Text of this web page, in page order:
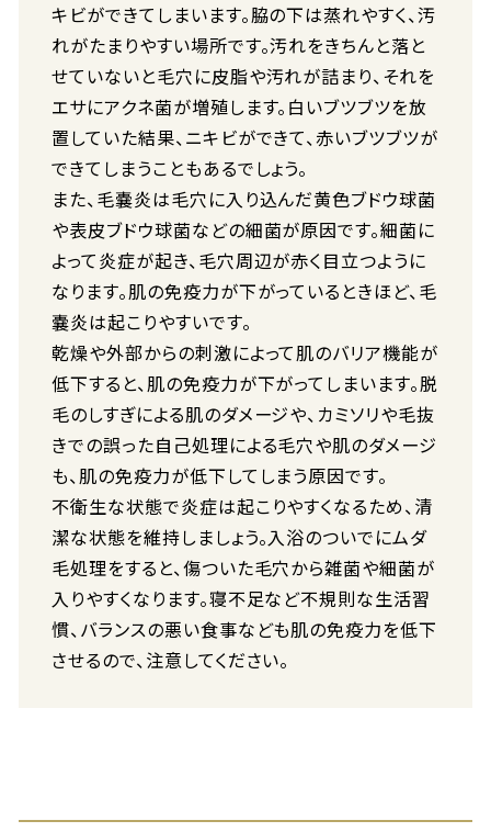
キビができてしまいます。脇の下は蒸れやすく、汚
れがたまりやすい場所です。汚れをきちんと落と
せていないと毛穴に皮脂や汚れが詰まり、それを
エサにアクネ菌が増殖します。白いブツブツを放
置していた結果、ニキビができて、赤いブツブツが
できてしまうこともあるでしょう。
また、毛嚢炎は毛穴に入り込んだ黄色ブドウ球菌
や表皮ブドウ球菌などの細菌が原因です。細菌に
よって炎症が起き、毛穴周辺が赤く目立つように
なります。肌の免疫力が下がっているときほど、毛
嚢炎は起こりやすいです。
乾燥や外部からの刺激によって肌のバリア機能が
低下すると、肌の免疫力が下がってしまいます。脱
毛のしすぎによる肌のダメージや、カミソリや毛抜
きでの誤った自己処理による毛穴や肌のダメージ
も、肌の免疫力が低下してしまう原因です。
不衛生な状態で炎症は起こりやすくなるため、清
潔な状態を維持しましょう。入浴のついでにムダ
毛処理をすると、傷ついた毛穴から雑菌や細菌が
入りやすくなります。寝不足など不規則な生活習
慣、バランスの悪い食事なども肌の免疫力を低下
させるので、注意してください。